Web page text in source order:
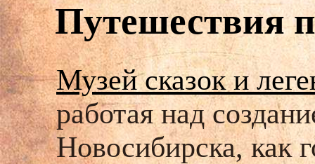
Путешествия
Музей сказок и
работая над
Новосибирска, как